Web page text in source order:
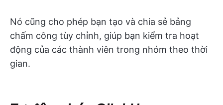
Nó cũng cho phép bạn tạo và chia sẻ bảng
chấm công tùy chỉnh, giúp bạn kiểm tra hoạt
động của các thành viên trong nhóm theo thời
gian.